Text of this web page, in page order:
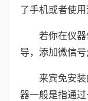
了手机或者使用
若你在仪
导，添加微信
来宾免安
器一般是指通